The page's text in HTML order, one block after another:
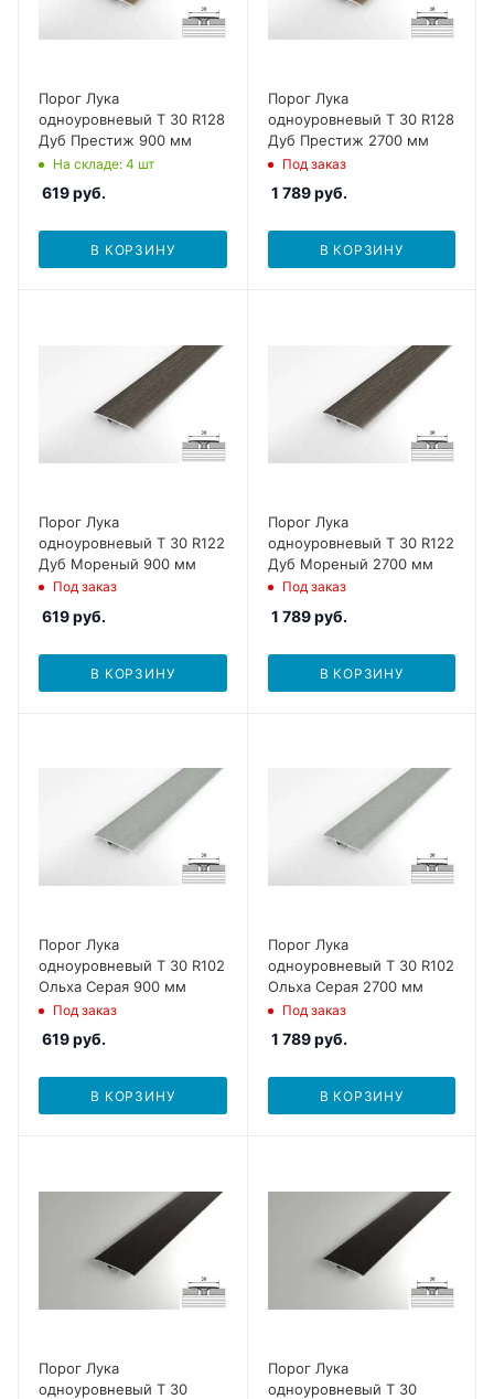
Порог Лука
одноуровневый Т 30 R128
Дуб Престиж 900 мм
На складе: 4 шт
619руб.
В КОРЗИНУ
Порог Лука
одноуровневый Т 30 R128
Дуб Престиж 2700 мм
Под заказ
1 789руб.
В КОРЗИНУ
Порог Лука
одноуровневый Т 30 R122
Дуб Мореный 900 мм
Под заказ
619руб.
В КОРЗИНУ
Порог Лука
одноуровневый Т 30 R122
Дуб Мореный 2700 мм
Под заказ
1 789руб.
В КОРЗИНУ
Порог Лука
одноуровневый Т 30 R102
Ольха Серая 900 мм
Под заказ
619руб.
В КОРЗИНУ
Порог Лука
одноуровневый Т 30 R102
Ольха Серая 2700 мм
Под заказ
1 789руб.
В КОРЗИНУ
Порог Лука
одноуровневый Т 30
Порог Лука
одноуровневый Т 30